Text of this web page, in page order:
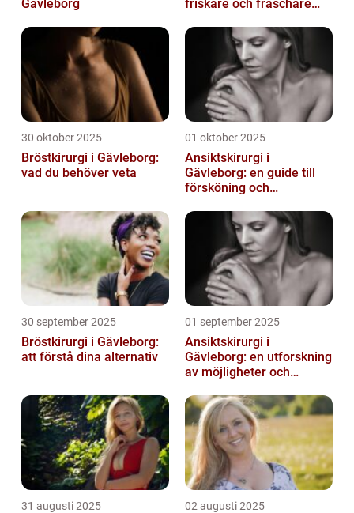
Gävleborg
friskare och fräschare
30 oktober 2025
Bröstkirurgi i Gävleborg:
vad du behöver veta
01 oktober 2025
Ansiktskirurgi i
Gävleborg: en guide till
försköning och
30 september 2025
Bröstkirurgi i Gävleborg:
att förstå dina alternativ
01 september 2025
Ansiktskirurgi i
Gävleborg: en utforskning
av möjligheter och
31 augusti 2025 02 augusti 2025